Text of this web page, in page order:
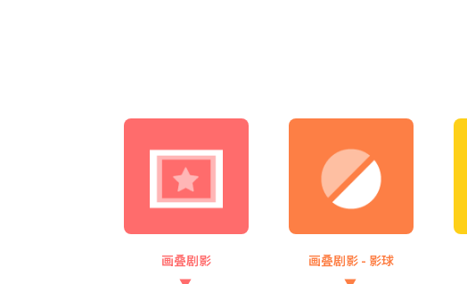
画叠剧影 画叠剧影 - 影球